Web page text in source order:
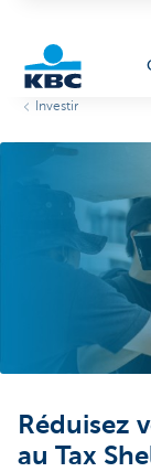
Investir
Réduisez
au Tax